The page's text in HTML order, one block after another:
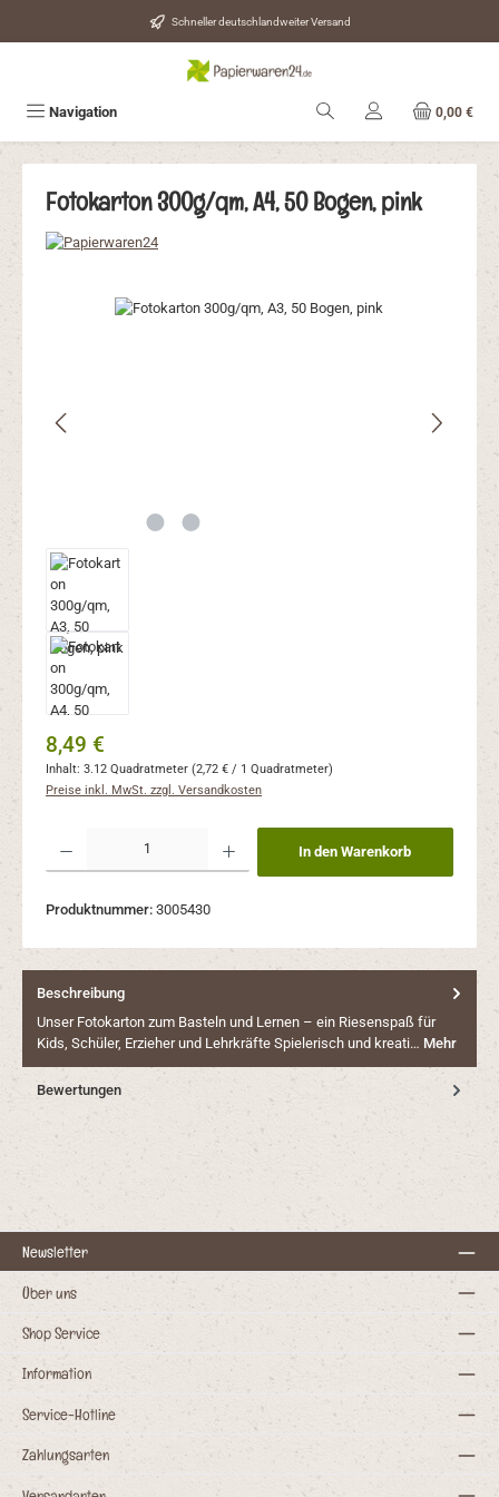
Zum Hauptinhalt springen Schneller deutschlandweiter Versand
Navigation 0,00 €
Fotokarton 300g/qm, A4, 50 Bogen, pink
Bildergalerie überspringen
Regulärer Preis:
8,49 €
Inhalt: 3.12 Quadratmeter (2,72 € / 1 Quadratmeter)
Preise inkl. MwSt. zzgl. Versandkosten
In den Warenkorb
Produktnummer: 3005430
Beschreibung
Unser Fotokarton zum Basteln und Lernen – ein Riesenspaß für
Kids, Schüler, Erzieher und Lehrkräfte Spielerisch und kreati… Mehr
Bewertungen
Newsletter
Über uns
Shop Service
Information
Service-Hotline
Zahlungsarten